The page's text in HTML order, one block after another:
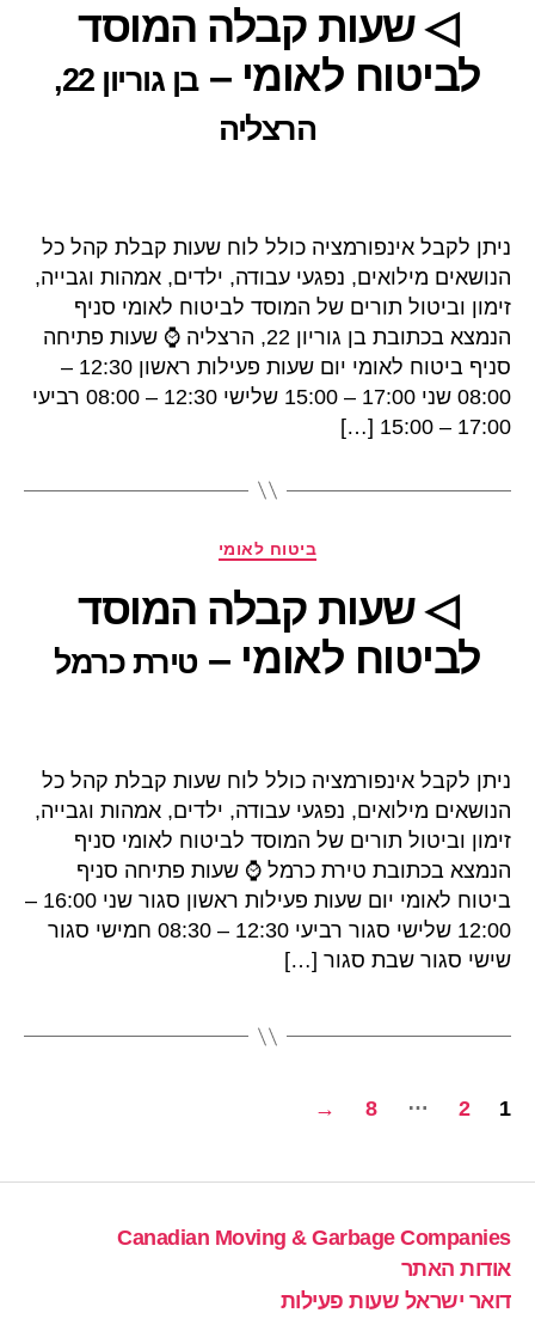
◁ שעות קבלה המוסד
לביטוח לאומי –
בן גוריון 22,
הרצליה
ניתן לקבל אינפורמציה כולל לוח שעות קבלת קהל כל
הנושאים מילואים, נפגעי עבודה, ילדים, אמהות וגבייה,
זימון וביטול תורים של המוסד לביטוח לאומי סניף
הנמצא בכתובת בן גוריון 22, הרצליה ⌚ שעות פתיחה
סניף ביטוח לאומי יום שעות פעילות ראשון 12:30 –
08:00 שני 17:00 – 15:00 שלישי 12:30 – 08:00 רביעי
17:00 – 15:00 […]
קטגוריות
ביטוח לאומי
◁ שעות קבלה המוסד
לביטוח לאומי – טירת כרמל
ניתן לקבל אינפורמציה כולל לוח שעות קבלת קהל כל
הנושאים מילואים, נפגעי עבודה, ילדים, אמהות וגבייה,
זימון וביטול תורים של המוסד לביטוח לאומי סניף
הנמצא בכתובת טירת כרמל ⌚ שעות פתיחה סניף
ביטוח לאומי יום שעות פעילות ראשון סגור שני 16:00 –
12:00 שלישי סגור רביעי 12:30 – 08:30 חמישי סגור
שישי סגור שבת סגור […]
Posts1
2
…
8
→
Canadian Moving & Garbage Companies
אודות האתר
דואר ישראל שעות פעילות